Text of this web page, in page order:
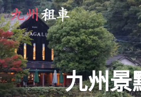
九州景